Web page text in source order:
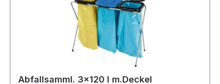
Abfallsamml. 3x120 l m.Deckel